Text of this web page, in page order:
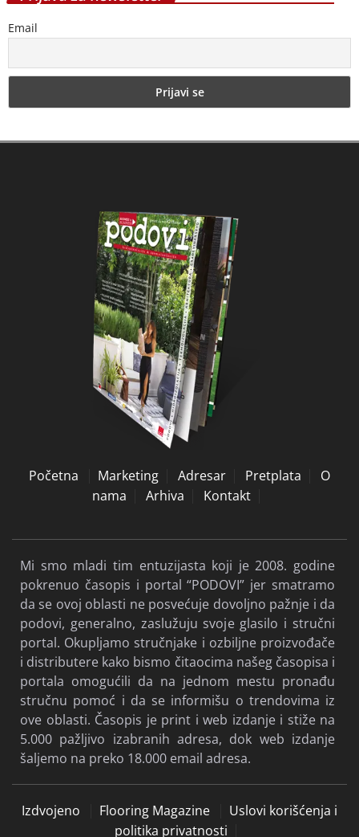
Marketing Adresar
nama
Arhiva Kontakt
Mi smo mladi tim entuzijasta koji je 2008. godine
pokrenuo časopis i portal “PODOVI” jer smatramo
da se ovoj oblasti ne posvećuje dovoljno pažnje i da
podovi, generalno, zaslužuju svoje glasilo i stručni
portal. Okupljamo stručnjake i ozbiljne proizvođače
i distributere kako bismo čitaocima našeg časopisa i
stručnu pomoć i da se informišu o trendovima iz
ove oblasti. Časopis je print i web izdanje i stiže na
šaljemo na preko 18.000 email adresa.
Izdvojeno Flooring Magazine
Uslovi korišćenja i
politika privatnosti